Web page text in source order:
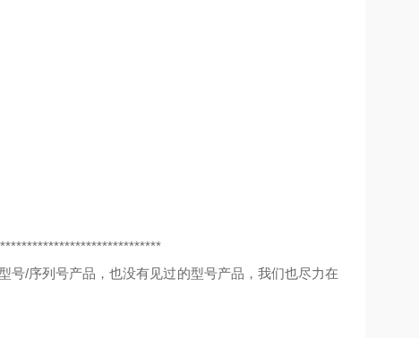
号/序列号产品，也没有见过的型号产品，我们也尽力在